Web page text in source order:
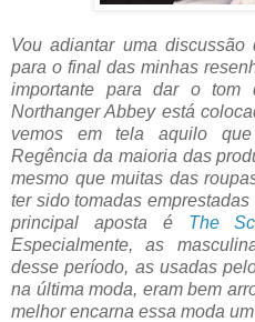
Vou adiantar uma
para o final das minhas
importante para dar o
Northanger Abbey está
vemos em tela aquilo que
Regência da maioria das
mesmo que muitas das
ter sido tomadas
principal aposta é The
Especialmente, as
desse período, as usadas
na última moda, eram bem
melhor encarna essa moda